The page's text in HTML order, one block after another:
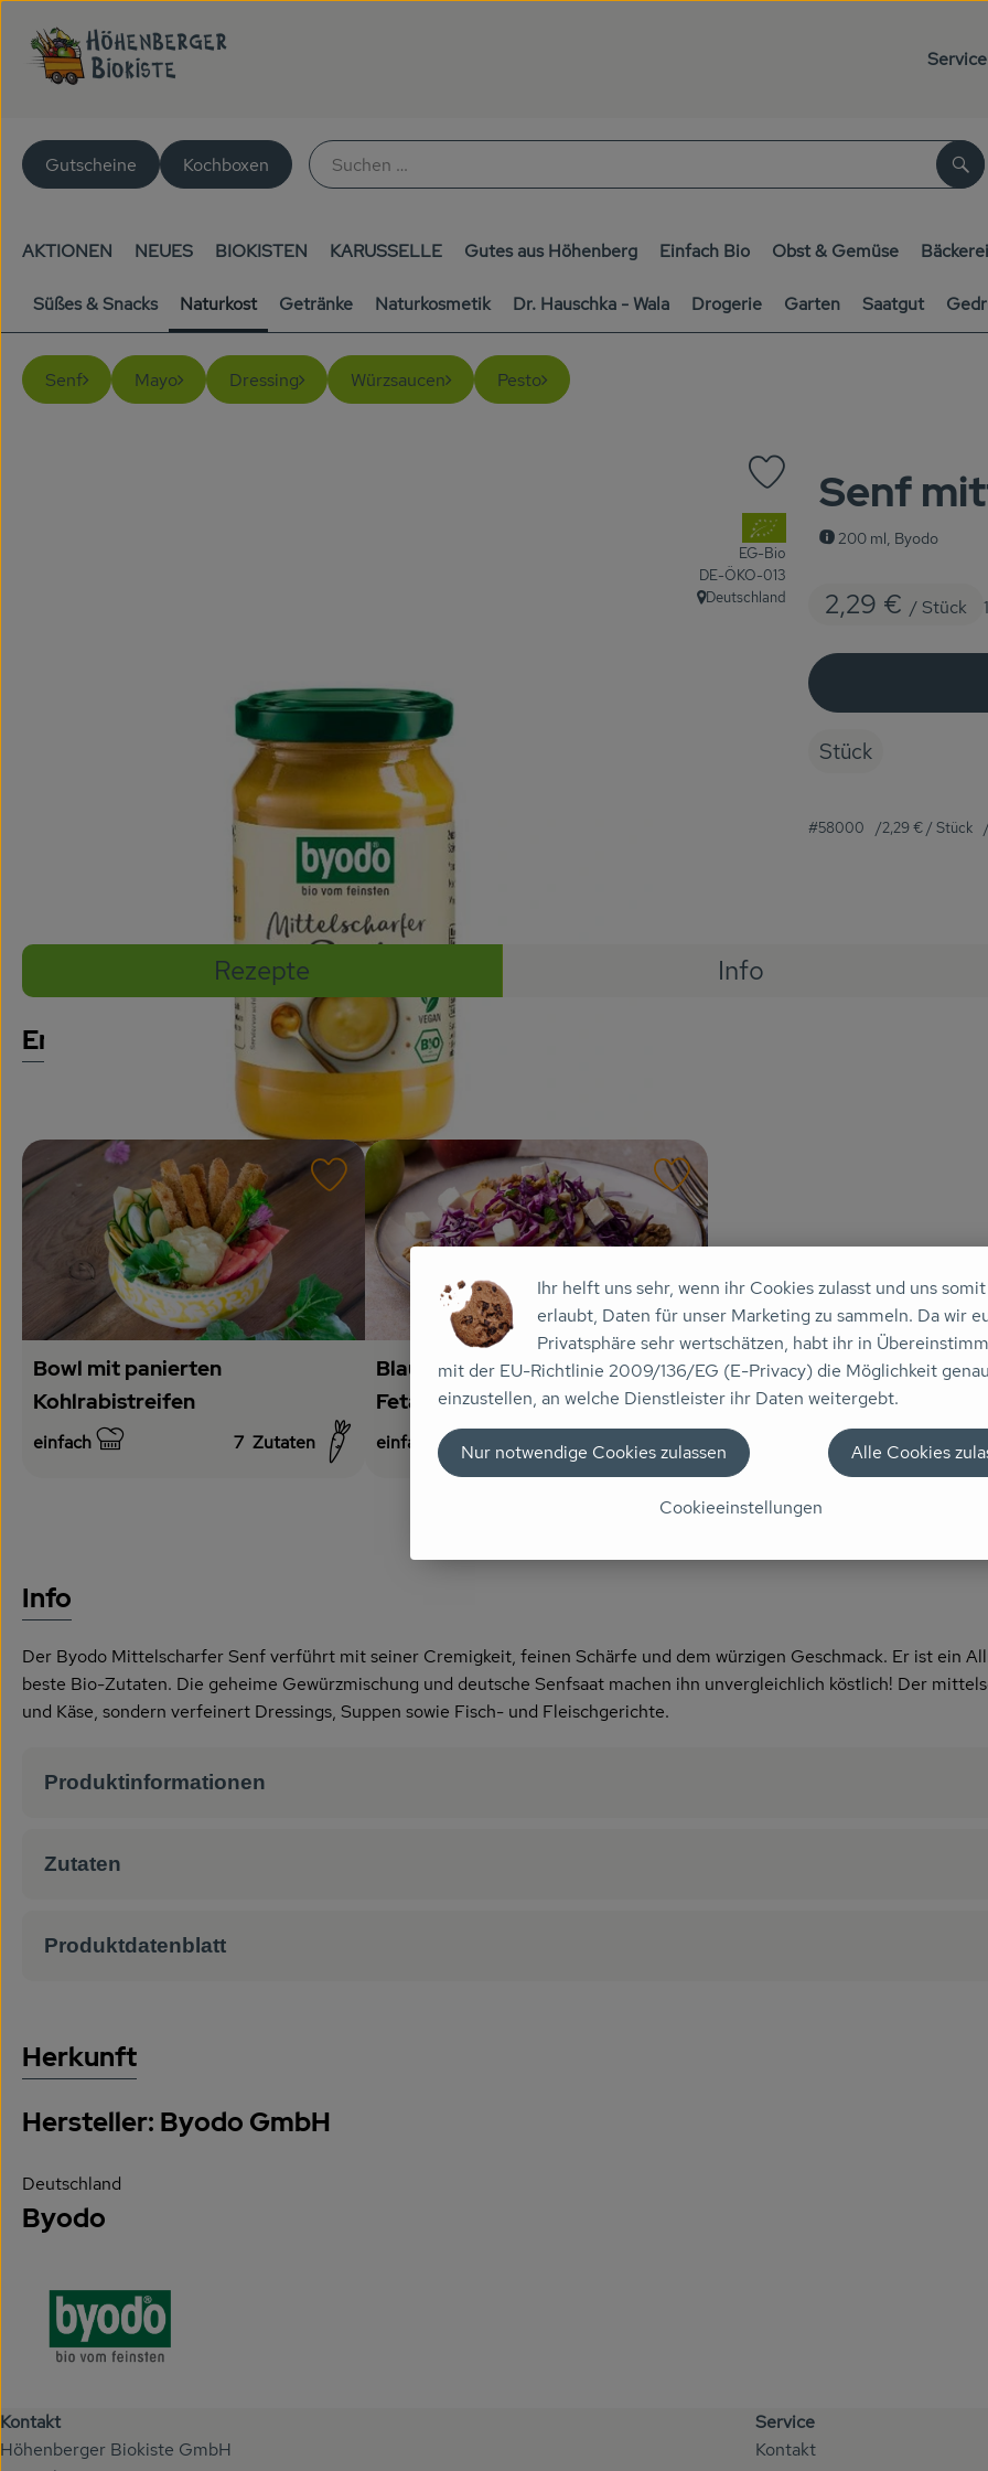
Service
Gutscheine Kochboxen
AKTIONEN NEUES BIOKISTEN KARUSSELLE Gutes aus Höhenberg Einfach Bio Obst & Gemüse Bäckerei
Süßes & Snacks Naturkost Getränke Naturkosmetik Dr. Hauschka - Wala Drogerie Garten Saatgut
Senf Mayo Dressing Würzsaucen Pesto
Senf
200 ml, Byodo
2,29 € / Stück
Produkt zu Favouriten
, Verband:
EG-Bio
, Kontrollstelle:
DE-ÖKO-013
, Herkunft:
Deutschland
Stück
#58000 2,29 € / Stück
Rezepte Info
Entdecke passende Rezepte
Bowl mit panierten
Kohlrabistreifen
Schwierigkeit:
einfach 7 Zutaten
Rezept zu Favouriten hinzufügen
Blaukrautsalat mit Apfel und
Feta
Schwierigkeit:
einfach Zutaten
Rezept zu Favouriten hinzufügen
Info
Der Byodo Mittelscharfer Senf verführt mit seiner Cremigkeit, feinen Schärfe und dem würzigen Geschmack. Er ist ein
beste Bio-Zutaten. Die geheime Gewürzmischung und deutsche Senfsaat machen ihn unvergleichlich köstlich! Der
und Käse, sondern verfeinert Dressings, Suppen sowie Fisch- und Fleischgerichte.
Produktinformationen
Zutaten
Produktdatenblatt
Herkunft
Hersteller: Byodo GmbH
Deutschland
Byodo
Kontakt
Höhenberger Biokiste GmbH
Service
Kontakt
Ihr helft uns sehr, wenn ihr Cookies zulasst und uns somit
erlaubt, Daten für unser Marketing zu sammeln. Da wir
Privatsphäre sehr wertschätzen, habt ihr in
mit der EU-Richtlinie 2009/136/EG (E-Privacy) die Möglichkeit genau
einzustellen, an welche Dienstleister ihr Daten weitergebt.
Cookieeinstellungen
Nur notwendige Cookies zulassen Alle Cookies